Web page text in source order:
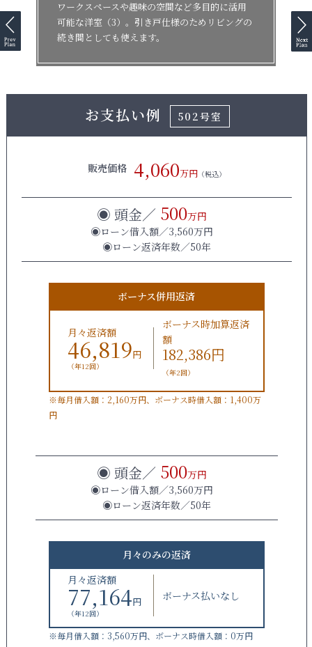
ワークスペースや趣味の空間など多目的に活用
可能な洋室（3）。引き戸仕様のためリビングの
続き間としても使えます。
お支払い例 502号室
販売価格 4,060万円 （税込）
◉ 頭金／ 500万円
◉ローン借入額／3,560万円
◉ローン返済年数／50年
ボーナス併用返済
月々返済額
46,819円
（年12回）
ボーナス時加算返済
額
182,386円
（年2回）
※毎月借入額：2,160万円、ボーナス時借入額：1,400万
円
◉ 頭金／ 500万円
◉ローン借入額／3,560万円
◉ローン返済年数／50年
月々のみの返済
月々返済額
77,164円
（年12回）
ボーナス払いなし
※毎月借入額：3,560万円、ボーナス時借入額：0万円